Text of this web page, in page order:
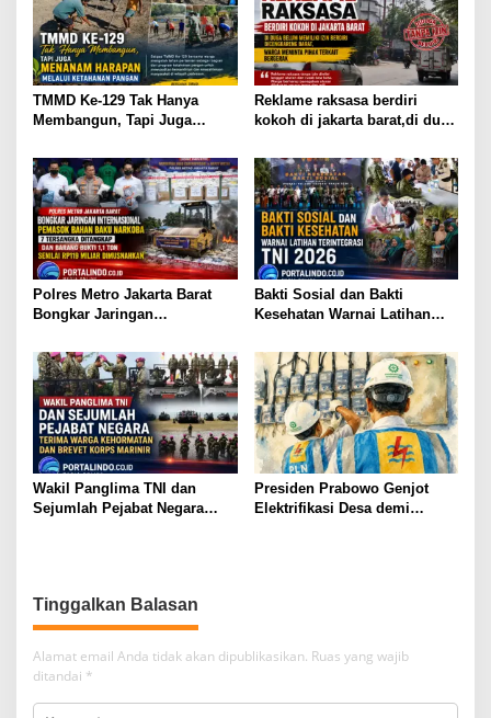
i
p
o
s
TMMD Ke-129 Tak Hanya
Membangun, Tapi Juga
Ketahanan Pangan
Reklame raksasa berdiri
kokoh di jakarta barat,di duga
dicengkareng barat,warga
meminta pihak terkait
bergerak
Polres Metro Jakarta Barat
Bongkar Jaringan
Baku Narkoba, 7 Tersangka
Ditangkap dan Barang Bukti
1,1 ton Senilai Rp119 Miliar
Dimusnahkan
Bakti Sosial dan Bakti
Kesehatan Warnai Latihan
Wakil Panglima TNI dan
Sejumlah Pejabat Negara
Presiden Prabowo Genjot
Elektrifikasi Desa demi
Tinggalkan Balasan
Alamat email Anda tidak akan dipublikasikan. Ruas yang wajib
ditandai *